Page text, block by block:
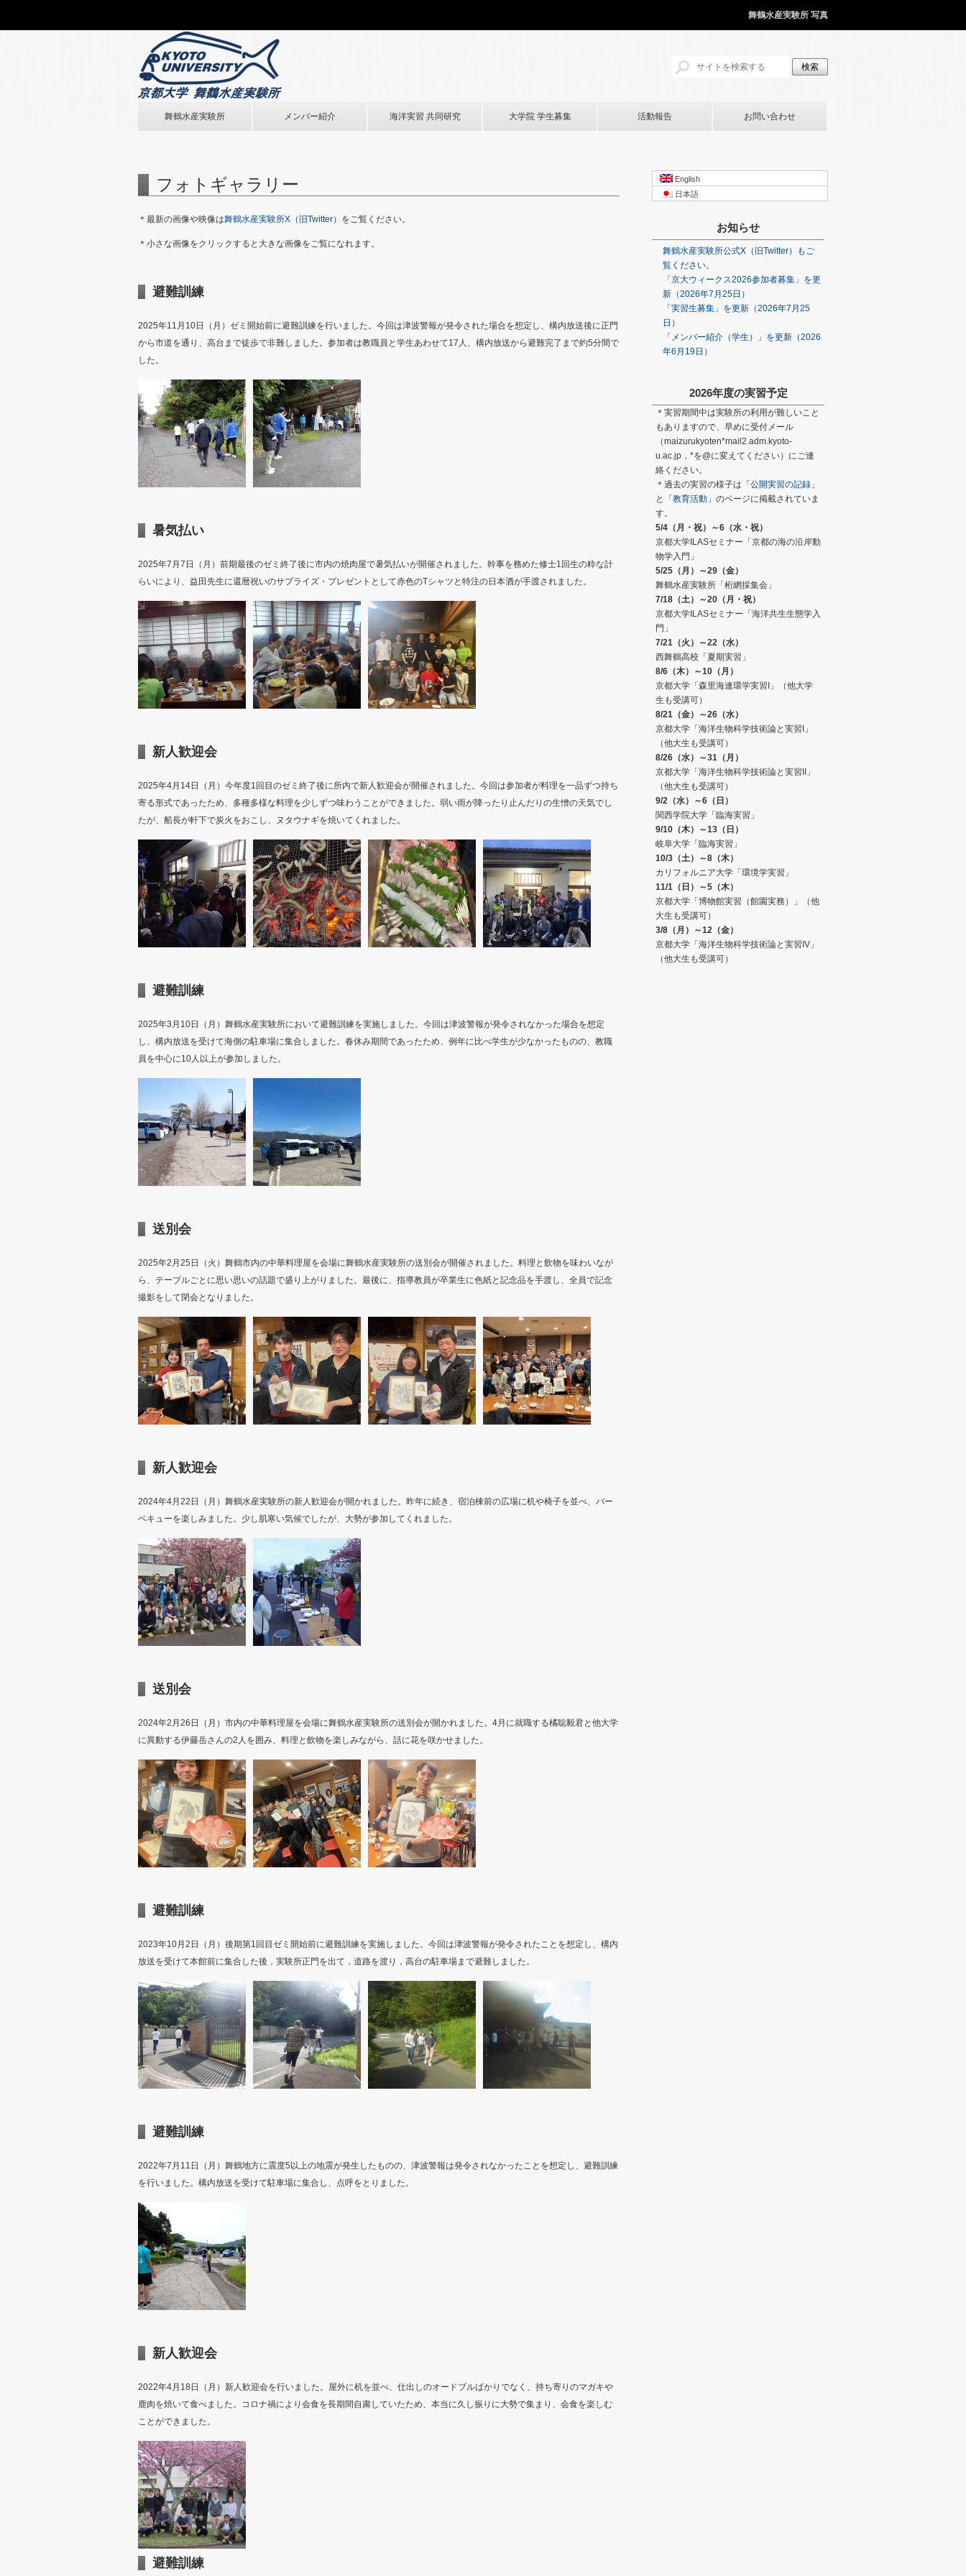
舞鶴水産実験所 写真
舞鶴水産実験所 メンバー紹介 海洋実習 共同研究 大学院 学生募集 活動報告 お問い合わせ
フォトギャラリー
＊最新の画像や映像は舞鶴水産実験所X（旧Twitter） をご覧ください。
＊小さな画像をクリックすると大きな画像をご覧になれます。
避難訓練
2025年11月10日（月）ゼミ開始前に避難訓練を行いました。今回は津波警報が発令された場合を想定し、構内放送後に正門
から市道を通り、高台まで徒歩で非難しました。参加者は教職員と学生あわせて17人、構内放送から避難完了まで約5分間で
した。
暑気払い
2025年7月7日（月）前期最後のゼミ終了後に市内の焼肉屋で暑気払いが開催されました。幹事を務めた修士1回生の粋な計
らいにより、益田先生に還暦祝いのサプライズ・プレゼントとして赤色のTシャツと特注の日本酒が手渡されました。
新人歓迎会
2025年4月14日（月）今年度1回目のゼミ終了後に所内で新人歓迎会が開催されました。今回は参加者が料理を一品ずつ持ち
寄る形式であったため、多種多様な料理を少しずつ味わうことができました。弱い雨が降ったり止んだりの生憎の天気でし
たが、船長が軒下で炭火をおこし、ヌタウナギを焼いてくれました。
避難訓練
2025年3月10日（月）舞鶴水産実験所において避難訓練を実施しました。今回は津波警報が発令されなかった場合を想定
し、構内放送を受けて海側の駐車場に集合しました。春休み期間であったため、例年に比べ学生が少なかったものの、教職
員を中心に10人以上が参加しました。
送別会
2025年2月25日（火）舞鶴市内の中華料理屋を会場に舞鶴水産実験所の送別会が開催されました。料理と飲物を味わいなが
ら、テーブルごとに思い思いの話題で盛り上がりました。最後に、指導教員が卒業生に色紙と記念品を手渡し、全員で記念
撮影をして閉会となりました。
新人歓迎会
2024年4月22日（月）舞鶴水産実験所の新人歓迎会が開かれました。昨年に続き、宿泊棟前の広場に机や椅子を並べ、バー
ベキューを楽しみました。少し肌寒い気候でしたが、大勢が参加してくれました。
送別会
2024年2月26日（月）市内の中華料理屋を会場に舞鶴水産実験所の送別会が開かれました。4月に就職する橘聡毅君と他大学
に異動する伊藤岳さんの2人を囲み、料理と飲物を楽しみながら、話に花を咲かせました。
避難訓練
2023年10月2日（月）後期第1回目ゼミ開始前に避難訓練を実施しました。今回は津波警報が発令されたことを想定し、構内
放送を受けて本館前に集合した後，実験所正門を出て，道路を渡り，高台の駐車場まで避難しました。
避難訓練
2022年7月11日（月）舞鶴地方に震度5以上の地震が発生したものの、津波警報は発令されなかったことを想定し、避難訓練
を行いました。構内放送を受けて駐車場に集合し、点呼をとりました。
新人歓迎会
2022年4月18日（月）新人歓迎会を行いました。屋外に机を並べ、仕出しのオードブルばかりでなく、持ち寄りのマガキや
鹿肉を焼いて食べました。コロナ禍により会食を長期間自粛していたため、本当に久し振りに大勢で集まり、会食を楽しむ
ことができました。
避難訓練
English
日本語
お知らせ
舞鶴水産実験所公式X（旧Twitter）もご
覧ください。
「京大ウィークス2026参加者募集」を更
新（2026年7月25日）
「実習生募集」を更新（2026年7月25
日）
「メンバー紹介（学生）」を更新（2026
年6月19日）
2026年度の実習予定
＊実習期間中は実験所の利用が難しいこと
もありますので、早めに受付メール
（maizurukyoten*mail2.adm.kyoto-
u.ac.jp，*を@に変えてください）にご連
絡ください。
＊過去の実習の様子は「 公開実習の記録 」
と「 教育活動 」のページに掲載されていま
す。
5/4（月・祝）～6（水・祝）
京都大学ILASセミナー「京都の海の沿岸動
物学入門」
5/25（月）～29（金）
舞鶴水産実験所「桁網採集会」
7/18（土）～20（月・祝）
京都大学ILASセミナー「海洋共生生態学入
門」
7/21（火）～22（水）
西舞鶴高校「夏期実習」
8/6（木）～10（月）
京都大学「森里海連環学実習I」（他大学
生も受講可）
8/21（金）～26（水）
京都大学「海洋生物科学技術論と実習I」
（他大生も受講可）
8/26（水）～31（月）
京都大学「海洋生物科学技術論と実習II」
（他大生も受講可）
9/2（水）～6（日）
関西学院大学「臨海実習」
9/10（木）～13（日）
岐阜大学「臨海実習」
10/3（土）～8（木）
カリフォルニア大学「環境学実習」
11/1（日）～5（木）
京都大学「博物館実習（館園実務）」（他
大生も受講可）
3/8（月）～12（金）
京都大学「海洋生物科学技術論と実習IV」
（他大生も受講可）